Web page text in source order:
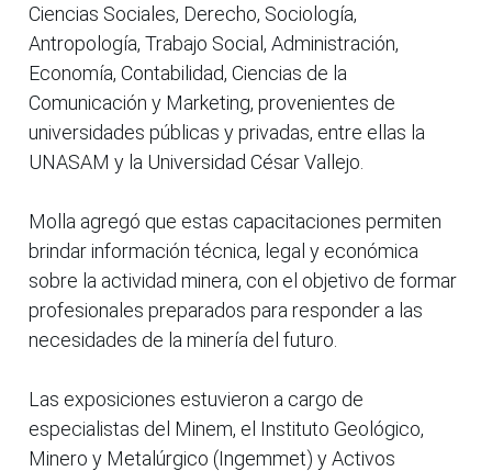
Ciencias Sociales, Derecho, Sociología,
Antropología, Trabajo Social, Administración,
Economía, Contabilidad, Ciencias de la
Comunicación y Marketing, provenientes de
universidades públicas y privadas, entre ellas la
UNASAM y la Universidad César Vallejo.
Molla agregó que estas capacitaciones permiten
brindar información técnica, legal y económica
sobre la actividad minera, con el objetivo de formar
profesionales preparados para responder a las
necesidades de la minería del futuro.
Las exposiciones estuvieron a cargo de
especialistas del Minem, el Instituto Geológico,
Minero y Metalúrgico (Ingemmet) y Activos